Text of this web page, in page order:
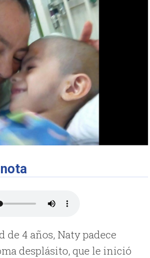
de 4 años, Naty padece
desplásito, que le inició